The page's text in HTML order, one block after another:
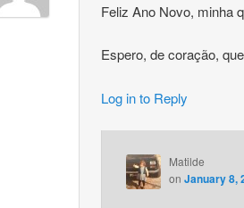
Feliz Ano Novo, minha
Espero, de coração,
Log in to Reply
Matilde
on January 8,